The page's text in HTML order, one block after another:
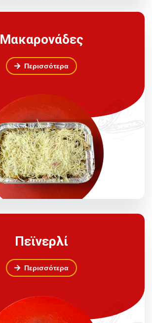
Μακαρονάδες
Περισσότερα
Πεϊνερλί
Περισσότερα